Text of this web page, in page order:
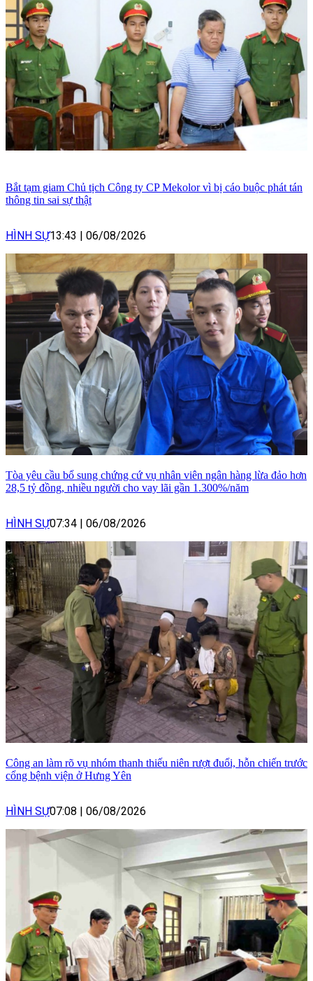
Bắt tạm giam Chủ tịch Công ty CP Mekolor vì bị cáo buộc phát tán
thông tin sai sự thật
HÌNH SỰ13:43 06/08/2026
Tòa yêu cầu bổ sung chứng cứ vụ nhân viên ngân hàng lừa đảo hơn
28,5 tỷ đồng, nhiều người cho vay lãi gần 1.300%/năm
HÌNH SỰ07:34 06/08/2026
Công an làm rõ vụ nhóm thanh thiếu niên rượt đuổi, hỗn chiến trước
cổng bệnh viện ở Hưng Yên
HÌNH SỰ07:08 06/08/2026